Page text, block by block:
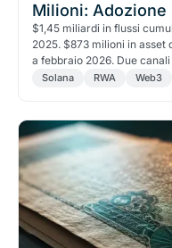
Milioni: Adozione
$1,45 miliardi in flussi
2025. $873 milioni in asset
a febbraio 2026. Due
convergenti sulla stessa
Solana RWA Web3